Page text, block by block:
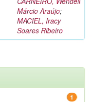
Márcio Araújo;
MACIEL, Iracy
Soares Ribeiro
1